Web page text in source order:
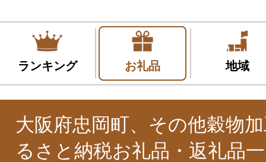
ランキング お礼品 地域
大阪府忠岡町、その他穀物
るさと納税お礼品・返礼品